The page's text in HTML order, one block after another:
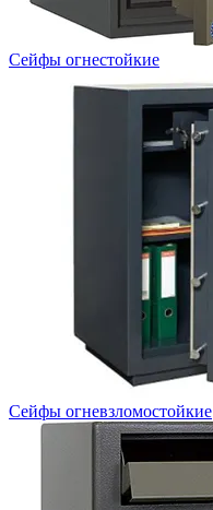
Сейфы огнестойкие
Сейфы огневзломостойкие